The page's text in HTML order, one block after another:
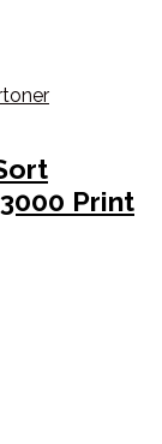
Print